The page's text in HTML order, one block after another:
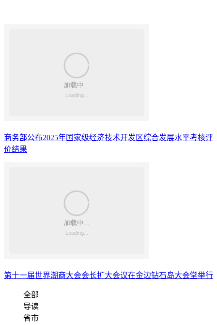
商务部公布2025年国家级经济技术开发区综合发展水平考核评
价结果
第十一届世界潮商大会会长扩大会议在金边钻石岛大会堂举行
全部
导读
省市